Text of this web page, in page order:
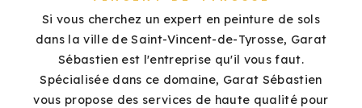
Si vous cherchez un expert en peinture de sols
dans la ville de Saint-Vincent-de-Tyrosse, Garat
Sébastien est l'entreprise qu'il vous faut.
Spécialisée dans ce domaine, Garat Sébastien
vous propose des services de haute qualité pour